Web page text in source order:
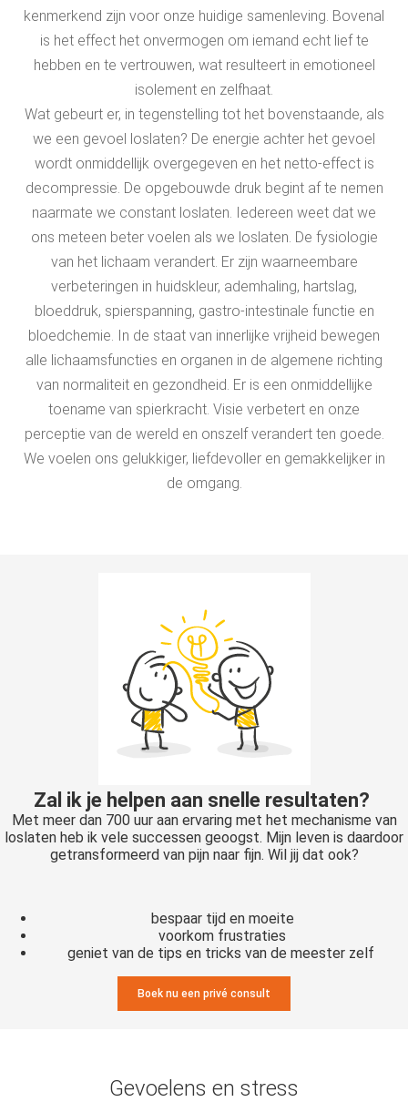
kenmerkend zijn voor onze huidige samenleving. Bovenal
is het effect het onvermogen om iemand echt lief te
hebben en te vertrouwen, wat resulteert in emotioneel
isolement en zelfhaat.
Wat gebeurt er, in tegenstelling tot het bovenstaande, als
we een gevoel loslaten? De energie achter het gevoel
wordt onmiddellijk overgegeven en het netto-effect is
decompressie. De opgebouwde druk begint af te nemen
naarmate we constant loslaten. Iedereen weet dat we
ons meteen beter voelen als we loslaten. De fysiologie
van het lichaam verandert. Er zijn waarneembare
verbeteringen in huidskleur, ademhaling, hartslag,
bloeddruk, spierspanning, gastro-intestinale functie en
bloedchemie. In de staat van innerlijke vrijheid bewegen
alle lichaamsfuncties en organen in de algemene richting
van normaliteit en gezondheid. Er is een onmiddellijke
toename van spierkracht. Visie verbetert en onze
perceptie van de wereld en onszelf verandert ten goede.
We voelen ons gelukkiger, liefdevoller en gemakkelijker in
de omgang.
Zal ik je helpen aan snelle resultaten?
Met meer dan 700 uur aan ervaring met het mechanisme van
loslaten heb ik vele successen geoogst. Mijn leven is daardoor
getransformeerd van pijn naar fijn. Wil jij dat ook?
bespaar tijd en moeite
voorkom frustraties
geniet van de tips en tricks van de meester zelf
Boek nu een privé consult
Gevoelens en stress